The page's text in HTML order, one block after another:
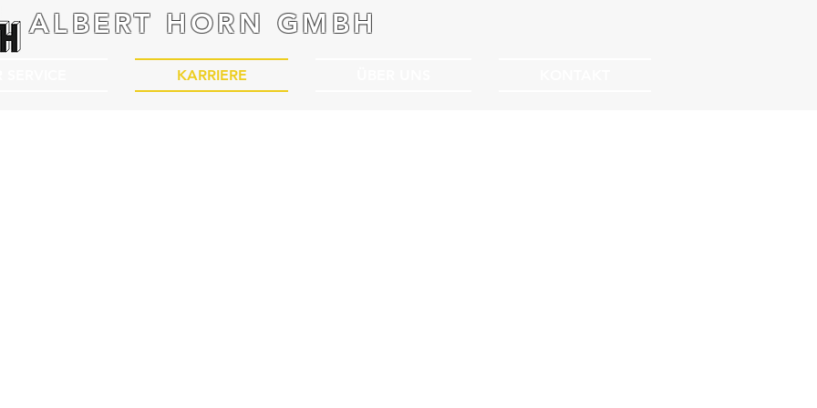
ALBERT HORN GMBH
KARRIERE